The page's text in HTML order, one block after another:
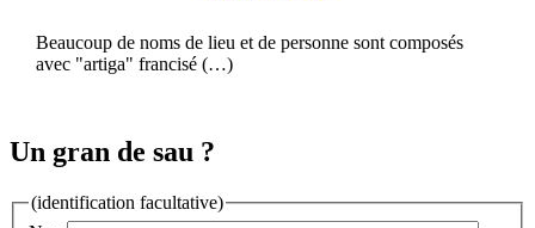
Beaucoup de noms de lieu et de personne sont composés
avec "artiga" francisé (…)
Un gran de sau ?
(identification facultative)